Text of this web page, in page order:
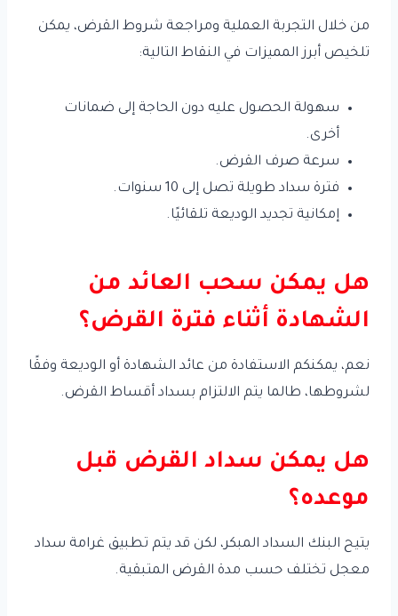
من خلال التجربة العملية ومراجعة شروط القرض، يمكن
تلخيص أبرز المميزات في النقاط التالية:
سهولة الحصول عليه دون الحاجة إلى ضمانات
أخرى.
سرعة صرف القرض.
فترة سداد طويلة تصل إلى 10 سنوات.
إمكانية تجديد الوديعة تلقائيًا.
هل يمكن سحب العائد من
الشهادة أثناء فترة القرض؟
نعم، يمكنكم الاستفادة من عائد الشهادة أو الوديعة وفقًا
لشروطها، طالما يتم الالتزام بسداد أقساط القرض.
هل يمكن سداد القرض قبل
موعده؟
يتيح البنك السداد المبكر، لكن قد يتم تطبيق غرامة سداد
معجل تختلف حسب مدة القرض المتبقية.